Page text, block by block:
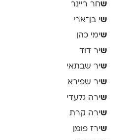
שחר ריינר
שי בן־ארי
שימי כהן
שיר דוד
שיר שבתאי
שיר שפירא
שירה גלעדי
שירה קרת
שירז פומן